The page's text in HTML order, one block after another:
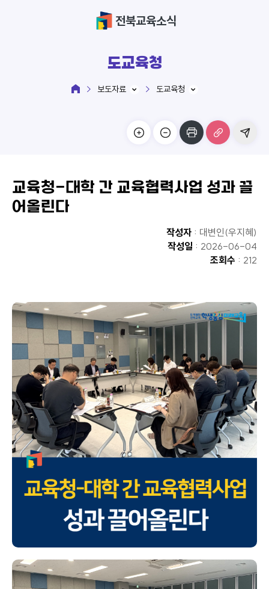
전북교육소식
도교육청
보도자료 도교육청
교육청-대학 간 교육협력사업 성과 끌
어올린다
작성자 : 대변인(우지혜)
작성일 : 2026-06-04
조회수 : 212